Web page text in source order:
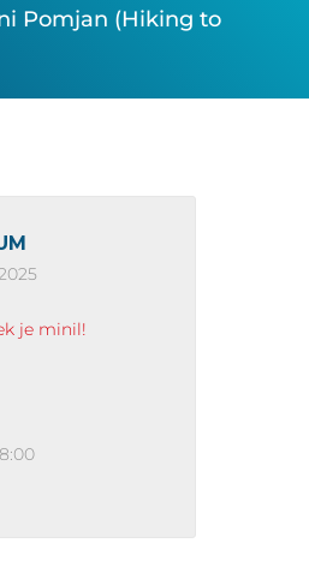
Pomjan (Hiking to
je minil!